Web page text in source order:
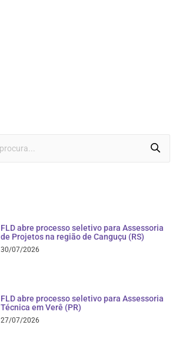
FLD abre processo seletivo para Assessoria
de Projetos na região de Canguçu (RS)
30/07/2026
FLD abre processo seletivo para Assessoria
Técnica em Verê (PR)
27/07/2026